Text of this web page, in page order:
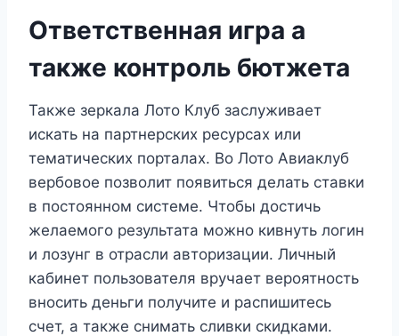
Ответственная игра а
также контроль бютжета
Также зеркала Лото Клуб заслуживает
искать на партнерских ресурсах или
тематических порталах. Во Лото Авиаклуб
вербовое позволит появиться делать ставки
в постоянном системе. Чтобы достичь
желаемого результата можно кивнуть логин
и лозунг в отрасли авторизации. Личный
кабинет пользователя вручает вероятность
вносить деньги получите и распишитесь
счет, а также снимать сливки скидками.